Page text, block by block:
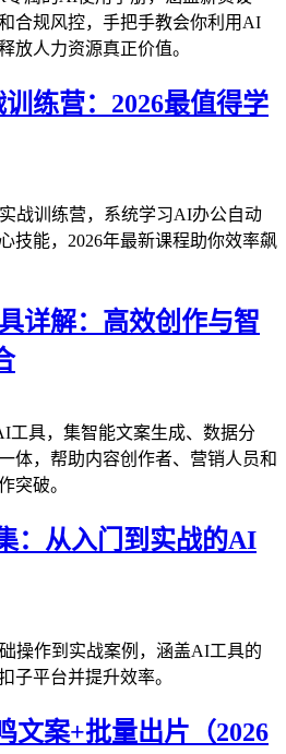
合规风控，手把手教会你利用AI
放人力资源真正价值。
练营：2026最值得学
战训练营，系统学习AI办公自动
技能，2026年最新课程助你效率飙
详解：高效创作与智
工具，集智能文案生成、数据分
体，帮助内容创作者、营销人员和
突破。
：从入门到实战的AI
操作到实战案例，涵盖AI工具的
子平台并提升效率。
文案+批量出片（2026